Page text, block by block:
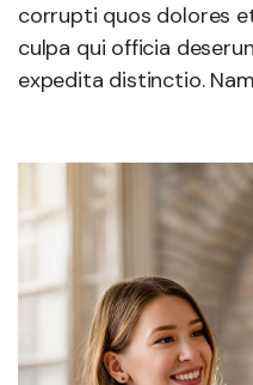
corrupti quos dolores
culpa qui officia
expedita distinctio.